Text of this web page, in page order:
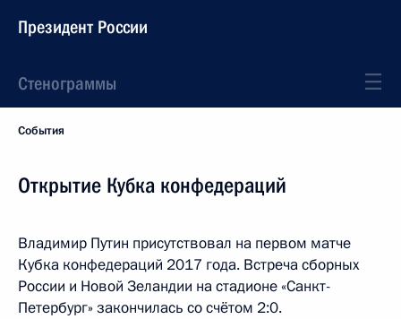
Президент России
Стенограммы
События
Открытие Кубка конфедераций
Владимир Путин присутствовал на первом матче
Кубка конфедераций 2017 года. Встреча сборных
России и Новой Зеландии на стадионе «Санкт-
Петербург» закончилась со счётом 2:0.